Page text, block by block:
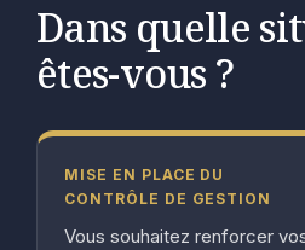
Dans quelle
êtes-vous ?
MISE EN PLACE DU
CONTRÔLE DE GESTION
Vous souhaitez renforcer